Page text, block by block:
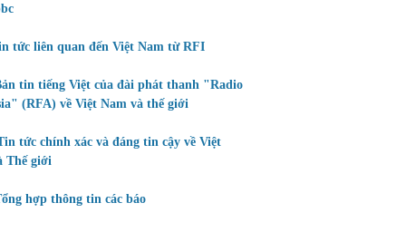
tức liên quan đến Việt Nam từ RFI
tin tiếng Việt của đài phát thanh "Radio
(RFA) về Việt Nam và thế giới
tức chính xác và đáng tin cậy về Việt
Thế giới
hợp thông tin các báo